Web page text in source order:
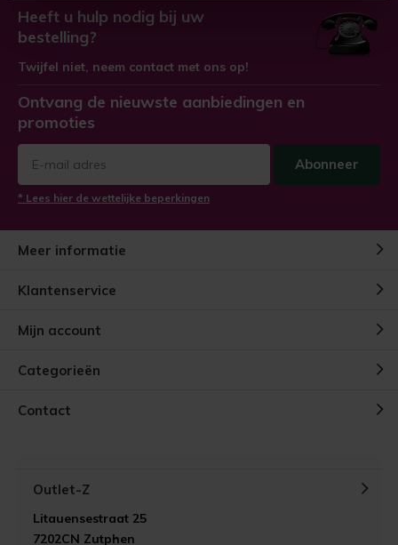
Heeft u hulp nodig bij uw
bestelling?
Twijfel niet, neem contact met ons op!
Ontvang de nieuwste aanbiedingen en
promoties
Abonneer
* Lees hier de wettelijke beperkingen
Meer informatie
Klantenservice
Mijn account
Categorieën
Contact
Outlet-Z
Litauensestraat 25
7202CN Zutphen